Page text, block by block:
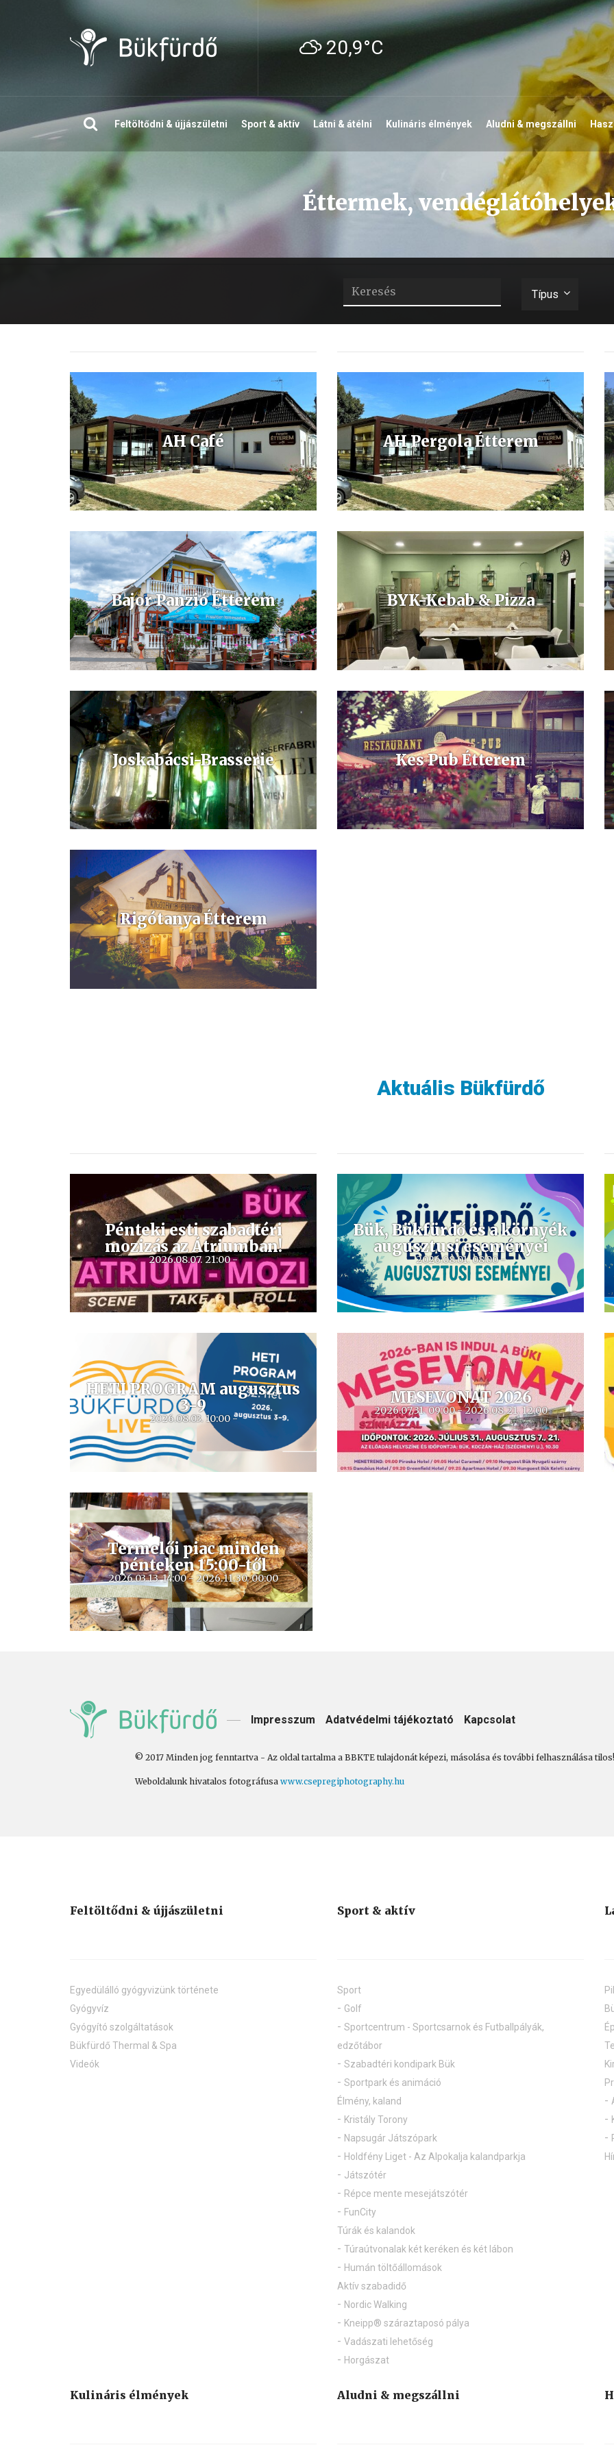
20,9°C
Keresés
Feltöltődni & újjászületni Sport & aktív Látni & átélni Kulináris élmények Aludni & megszállni
Éttermek,
Típus
AH Café
AH Café
AH Pergola Étterem
AH Pergola Étterem
Az Apartman Hotel Étterme megújult!
Bajor Panzió Étterem
Alsó-Bükön, a híres gyógyfürdőtől pár percnyi autóútra
található a hangulatos Bajor Panzió Étterem.
BYK-Kebab & Pizza
Bük központjában, a körforgalomnál vár a BYK-Kebab &
pizza étterem.
Joskabácsi-Brasserie
Bükfürdőn igazi pub hangulat - napsütéses terasz, mindig
friss & hideg csapolt sörök, jeges & frissítő koktélok,
prémium burgerek, klasszikusok & pizzák!
Kes Pub Étterem
Rigótanya Étterem
Aktuális Bükfürdő
Pénteki esti szabadtéri
mozizás az Átriumban!
2026.08.07. 21:00 -
Bük, Bükfürdő és a környék
augusztusi eseményei
2026.08.01. 08:00 -
HETI PROGRAM augusztus
3-9
2026.08.03. 10:00 -
MESEVONAT 2026
2026.07.31. 09:00 - 2026.08.21. 12:00
Termelői piac minden
pénteken 15:00-től
2026.03.13. 14:00 - 2026.11.30. 00:00
Impresszum Adatvédelmi tájékoztató Kapcsolat
© 2017 Minden jog fenntartva - Az oldal tartalma a BBKTE tulajdonát képezi, másolása és további felhasználása tilos!
Weboldalunk hivatalos fotográfusa www.csepregiphotography.hu
Feltöltődni & újjászületni
Egyedülálló gyógyvizünk története
Gyógyvíz
Gyógyító szolgáltatások
Bükfürdő Thermal & Spa
Videók
Sport & aktív
Sport
Golf
Sportcentrum - Sportcsarnok és Futballpályák,
edzőtábor
Szabadtéri kondipark Bük
Sportpark és animáció
Élmény, kaland
Kristály Torony
Napsugár Játszópark
Holdfény Liget - Az Alpokalja kalandparkja
Játszótér
Répce mente mesejátszótér
FunCity
Túrák és kalandok
Túraútvonalak két keréken és két lábon
Humán töltőállomások
Aktív szabadidő
Nordic Walking
Kneipp® száraztaposó pálya
Vadászati lehetőség
Horgászat
Kulináris élmények Aludni & megszállni